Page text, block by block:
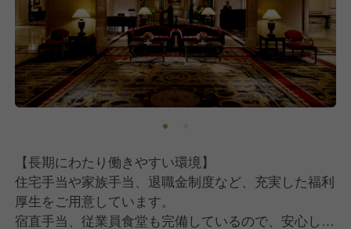
【長期にわたり働きやすい環境】
住宅手当や家族手当、退職金制度など、充実した福利
厚生をご用意しています。
宿直手当、従業員食堂も完備しているので、安心して